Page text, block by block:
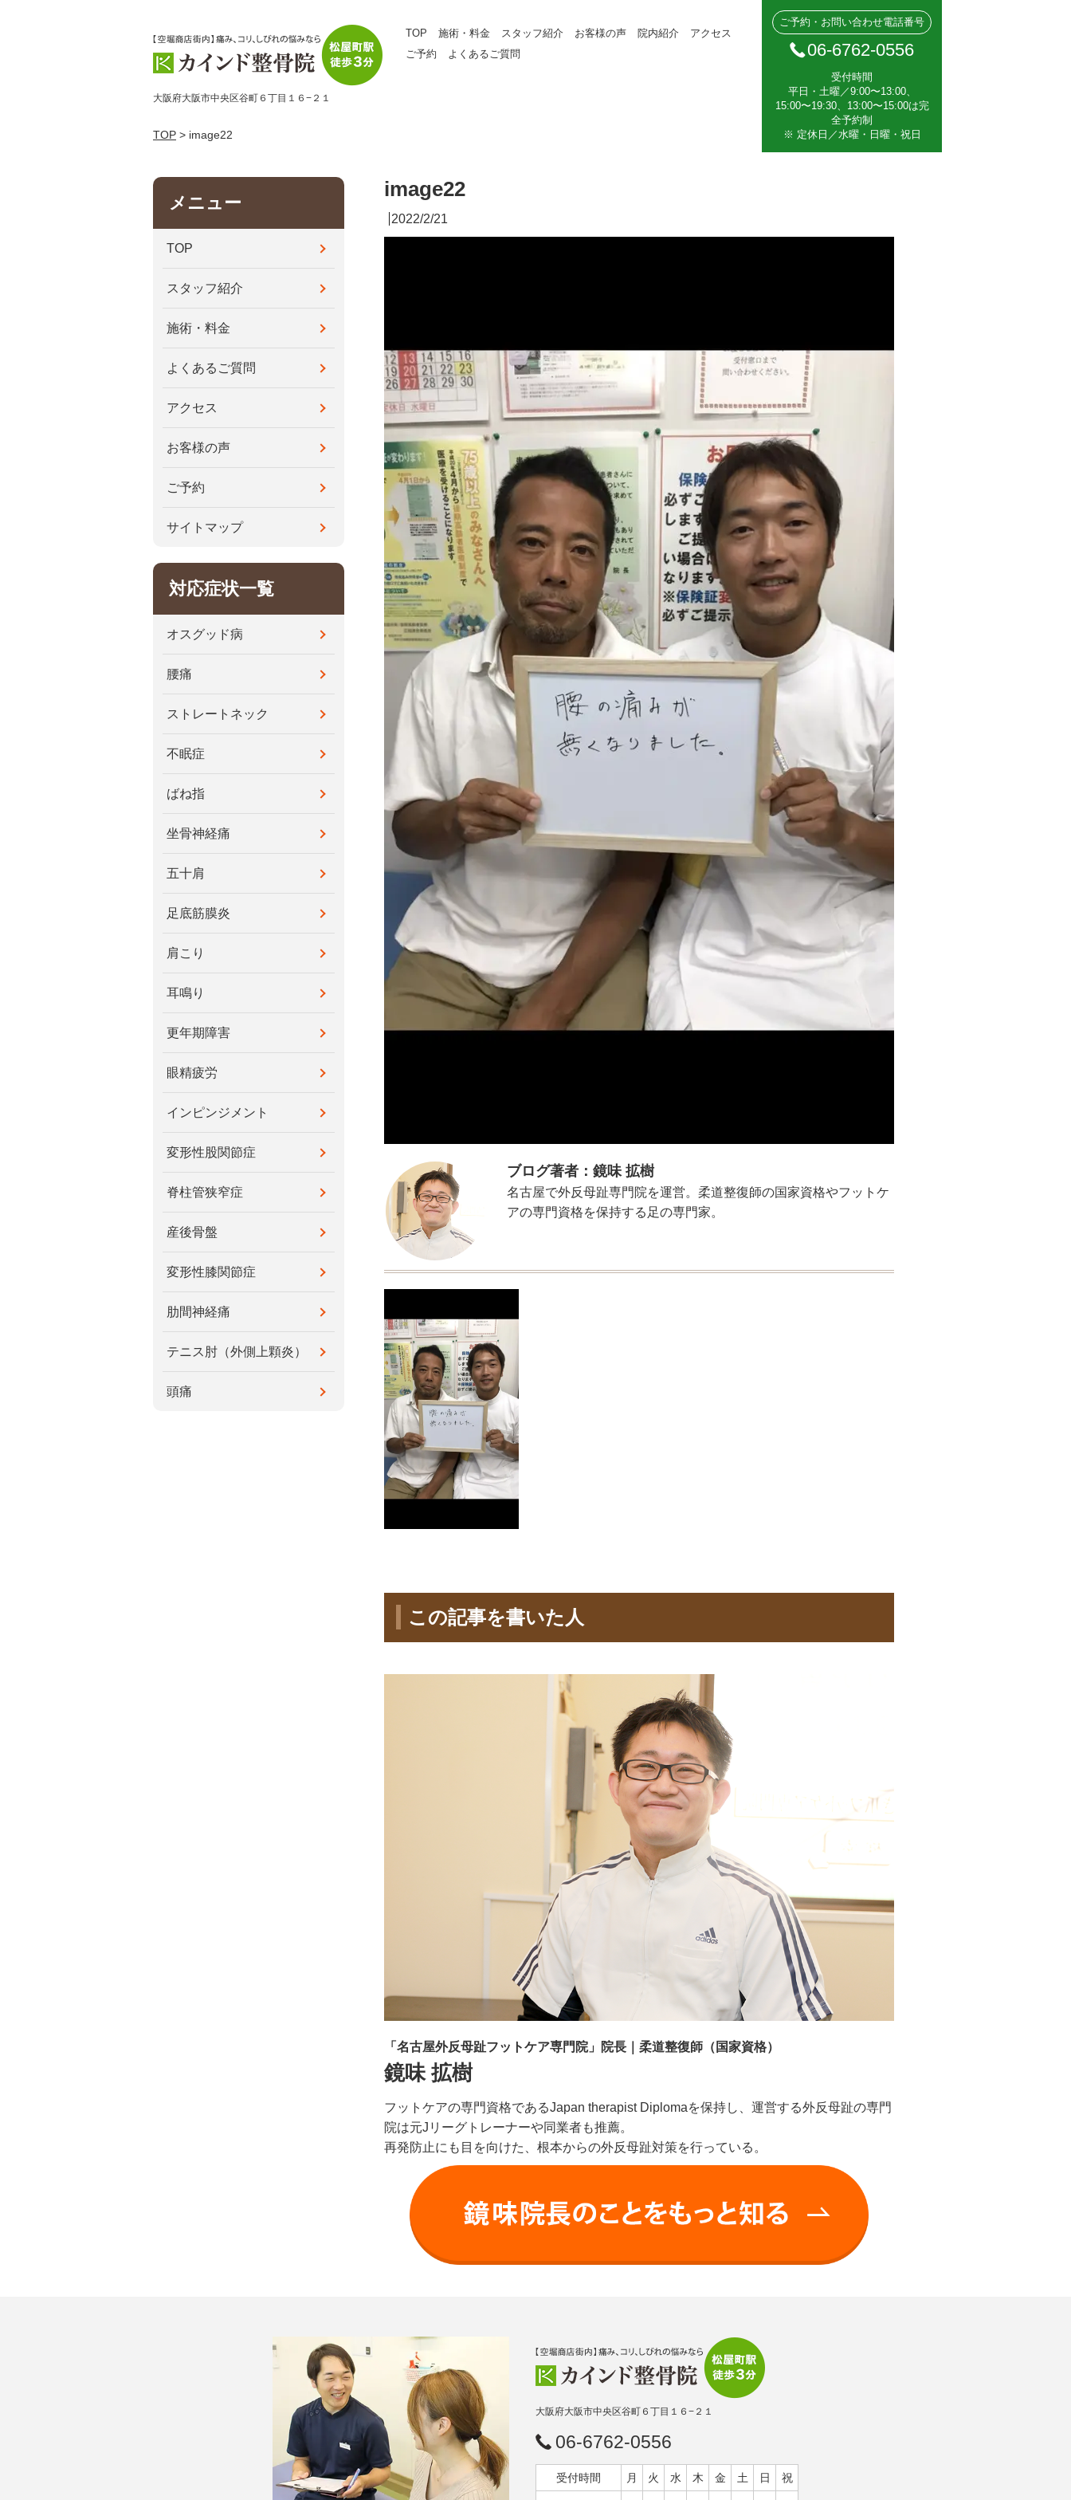
大阪府大阪市中央区谷町６丁目１６−２１
TOP 施術・料金 スタッフ紹介 お客様の声 院内紹介
アクセス
ご予約
よくあるご質問
ご予約・お問い合わせ電話番号
06-6762-0556
受付時間
平日・土曜／9:00〜13:00、
15:00〜19:30、13:00〜15:00は完
全予約制
※ 定休日／水曜・日曜・祝日
TOP > image22
image22
2022/2/21
ブログ著者：鏡味 拡樹
名古屋で外反母趾専門院を運営。柔道整復師の国家資格やフットケ
アの専門資格を保持する足の専門家。
この記事を書いた人
「名古屋外反母趾フットケア専門院」院長｜柔道整復師（国家資格）
鏡味 拡樹
フットケアの専門資格であるJapan therapist Diplomaを保持し、運営する外反母趾の専門
院は元Jリーグトレーナーや同業者も推薦。
再発防止にも目を向けた、根本からの外反母趾対策を行っている。
メニュー
TOP
スタッフ紹介
施術・料金
よくあるご質問
アクセス
お客様の声
ご予約
サイトマップ
対応症状一覧
オスグッド病
腰痛
ストレートネック
不眠症
ばね指
坐骨神経痛
五十肩
足底筋膜炎
肩こり
耳鳴り
更年期障害
眼精疲労
インピンジメント
変形性股関節症
脊柱管狭窄症
産後骨盤
変形性膝関節症
肋間神経痛
テニス肘（外側上顆炎）
頭痛
大阪府大阪市中央区谷町６丁目１６−２１
06-6762-0556
受付時間 月 火 水 木 金 土 日 祝